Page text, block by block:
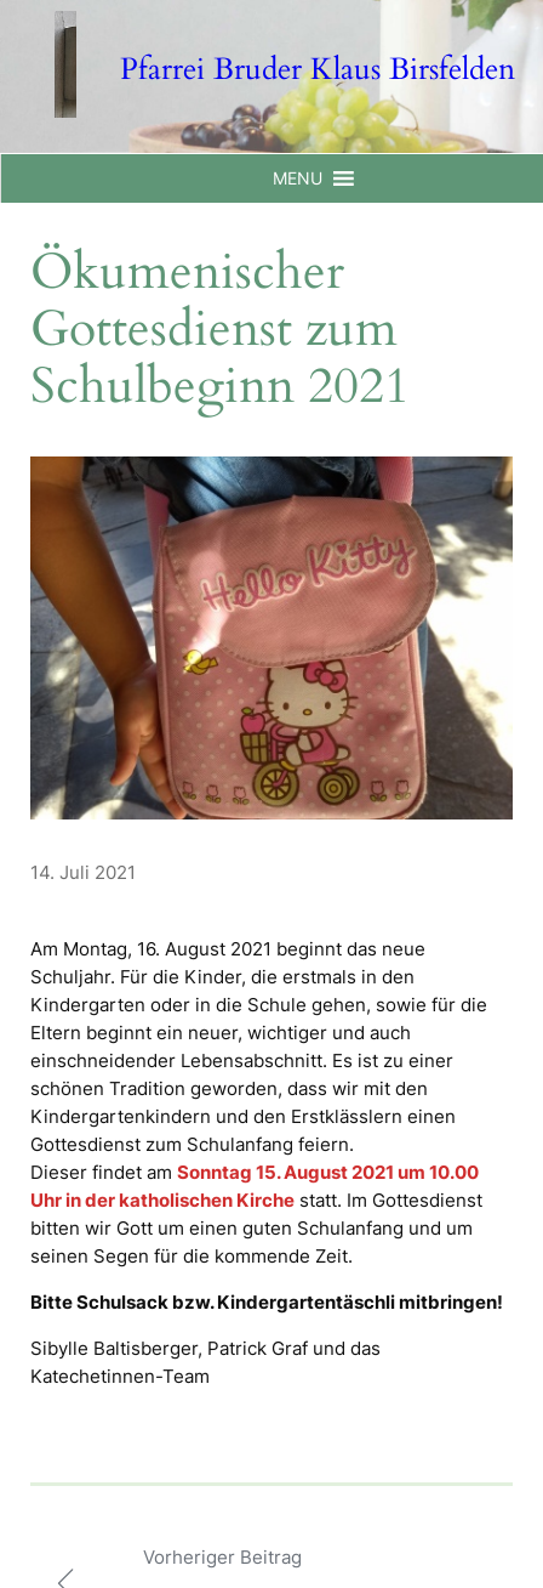
Pfarrei Bruder Klaus Birsfelden
MENU
Ökumenischer
Gottesdienst zum
Schulbeginn 2021
14. Juli 2021
Am Montag, 16. August 2021 beginnt das neue
Schuljahr. Für die Kinder, die erstmals in den
Kindergarten oder in die Schule gehen, sowie für die
Eltern beginnt ein neuer, wichtiger und auch
einschneidender Lebensabschnitt. Es ist zu einer
schönen Tradition geworden, dass wir mit den
Kindergartenkindern und den Erstklässlern einen
Gottesdienst zum Schulanfang feiern.
Dieser findet am Sonntag 15. August 2021 um 10.00
Uhr in der katholischen Kirche statt. Im Gottesdienst
bitten wir Gott um einen guten Schulanfang und um
seinen Segen für die kommende Zeit.
Bitte Schulsack bzw. Kindergartentäschli mitbringen!
Sibylle Baltisberger, Patrick Graf und das
Katechetinnen-Team
Beitragsnavigation
Vorheriger Beitrag